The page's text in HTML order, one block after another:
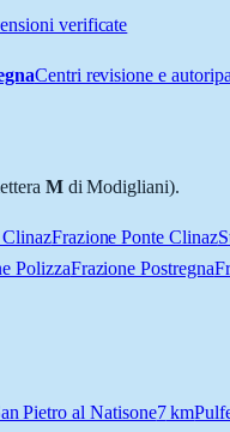
verificate
Centri revisione e
Mdi Modigliani).
Frazione Ponte Clinaz
PolizzaFrazione Postregna
Pietro al Natisone7km